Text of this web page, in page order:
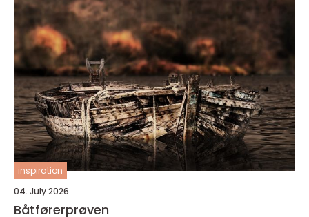
inspiration
04. July 2026
Båtførerprøven